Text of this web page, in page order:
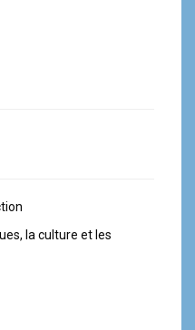
la culture et les